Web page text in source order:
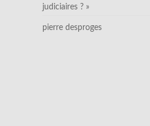
judiciaires ? »
pierre desproges